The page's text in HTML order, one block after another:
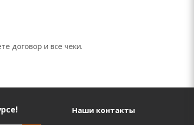
договор и все чеки.
Наши контакты